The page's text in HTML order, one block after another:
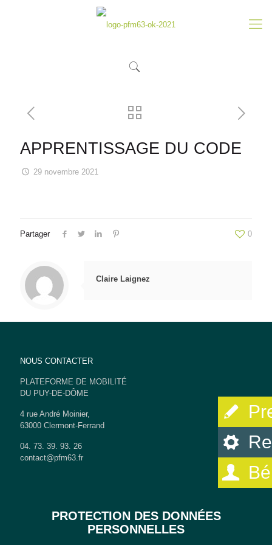
APPRENTISSAGE DU CODE
29 novembre 2021
Partager 0
Claire Laignez
NOUS CONTACTER
PLATEFORME DE MOBILITÉ
DU PUY-DE-DÔME
4 rue André Moinier,
63000 Clermont-Ferrand
04. 73. 39. 93. 26
contact@pfm63.fr
PROTECTION DES DONNÉES
PERSONNELLES